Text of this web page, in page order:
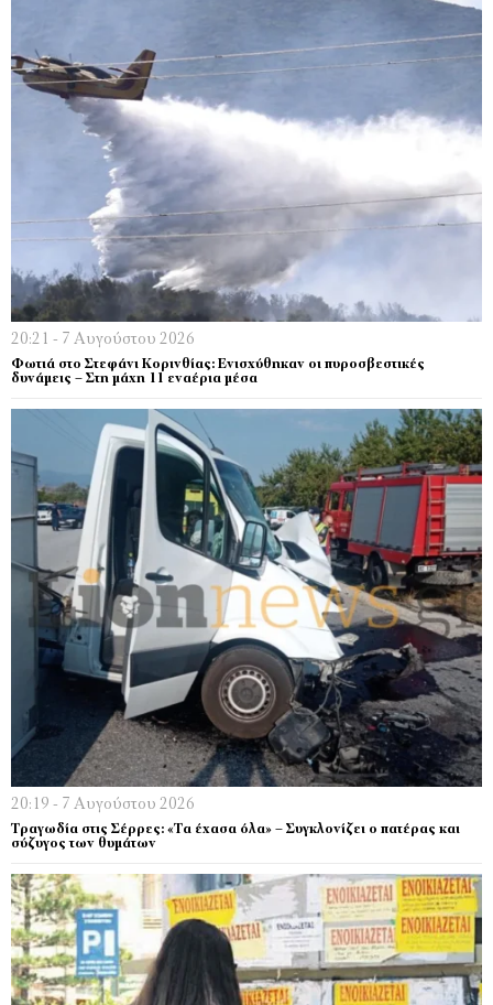
20:21 - 7 Αυγούστου 2026
Φωτιά στο Στεφάνι Κορινθίας: Ενισχύθηκαν οι πυροσβεστικές
δυνάμεις – Στη μάχη 11 εναέρια μέσα
20:19 - 7 Αυγούστου 2026
Τραγωδία στις Σέρρες: «Τα έχασα όλα» – Συγκλονίζει ο πατέρας και
σύζυγος των θυμάτων